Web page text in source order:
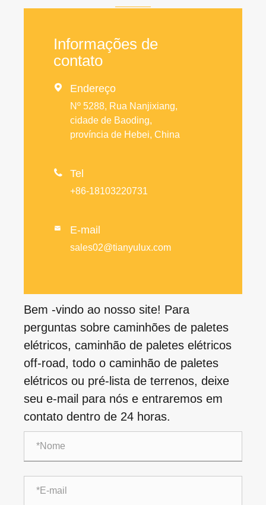
Informações de
contato
 Endereço
Nº 5288, Rua Nanjixiang,
cidade de Baoding,
província de Hebei, China
 Tel
+86-18103220731
 E-mail
sales02@tianyulux.com
Bem -vindo ao nosso site! Para
perguntas sobre caminhões de paletes
elétricos, caminhão de paletes elétricos
off-road, todo o caminhão de paletes
elétricos ou pré-lista de terrenos, deixe
seu e-mail para nós e entraremos em
contato dentro de 24 horas.